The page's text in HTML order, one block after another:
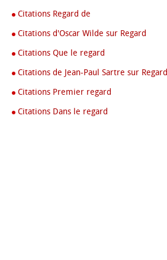
Citations Regard de
Citations d'Oscar Wilde sur Regard
Citations Que le regard
Citations de Jean-Paul Sartre sur Regard
Citations Premier regard
Citations Dans le regard